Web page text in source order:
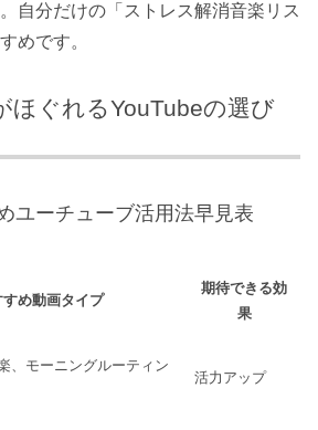
自分だけの「ストレス解消音楽リス
めです。
ほぐれるYouTubeの選び
ユーチューブ活用法早見表
すめ動画タイプ
期待できる効
果
、モーニングルーティン
活力アップ